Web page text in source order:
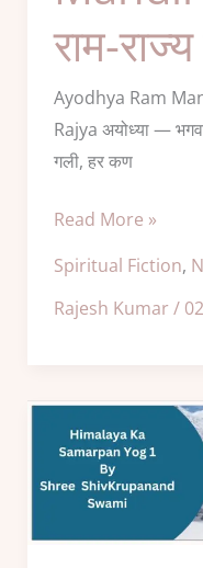
राम-
Ayodhya Ram
Rajya अयोध्या —
गली, हर कण
ओर
प्रयास
Read More »
Spiritual Fiction,
Rajesh Kumar /
Himalaya
Ka
Samarpan
1